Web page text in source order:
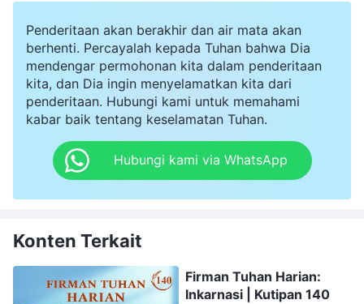
Penderitaan akan berakhir dan air mata akan
berhenti. Percayalah kepada Tuhan bahwa Dia
mendengar permohonan kita dalam penderitaan
kita, dan Dia ingin menyelamatkan kita dari
penderitaan. Hubungi kami untuk memahami
kabar baik tentang keselamatan Tuhan.
Hubungi kami via WhatsApp
Konten Terkait
Firman Tuhan Harian:
Inkarnasi | Kutipan 140